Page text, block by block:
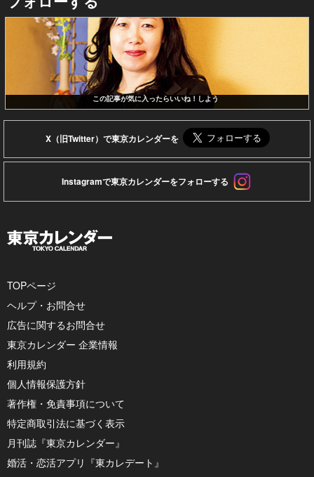
この記事が気に入ったらいいね！しよう
X（旧Twitter）で東京カレンダーを
Instagramで東京カレンダーをフォローする
TOPページ
ヘルプ・お問合せ
広告に関するお問合せ
東京カレンダー 企業情報
利用規約
個人情報保護方針
著作権・免責事項について
特定商取引法に基づく表示
月刊誌『東京カレンダー』
婚活・恋活アプリ『東カレデート』